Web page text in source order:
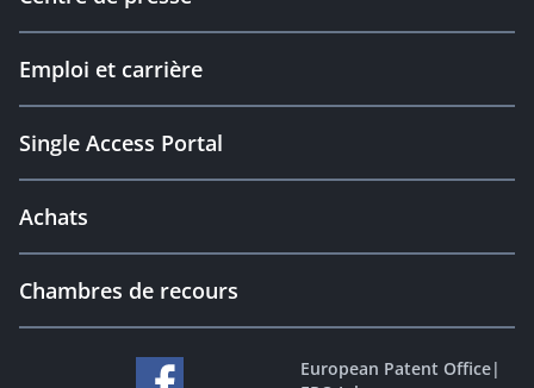
Emploi et carrière
Single Access Portal
Achats
Chambres de recours
European Patent Office|